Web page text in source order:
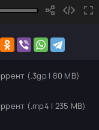
(.3gp | 80 MB)
(.mp4 | 235 MB)